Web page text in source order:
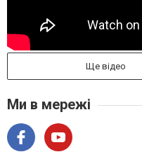
Ще відео
Ми в мережі